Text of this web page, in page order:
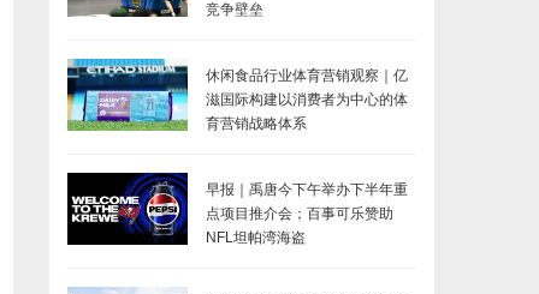
竞争壁垒
休闲食品行业体育营销观察｜亿
滋国际构建以消费者为中心的体
育营销战略体系
早报｜禹唐今下午举办下半年重
点项目推介会；百事可乐赞助
NFL坦帕湾海盗